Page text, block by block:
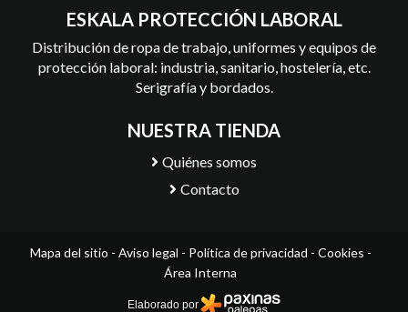
ESKALA PROTECCIÓN LABORAL
Distribución de ropa de trabajo, uniformes y equipos de
protección laboral: industria, sanitario, hostelería, etc.
Serigrafía y bordados.
NUESTRA TIENDA
Quiénes somos
Contacto
Mapa del sitio - Aviso legal - Política de privacidad - Cookies -
Área Interna
Elaborado por